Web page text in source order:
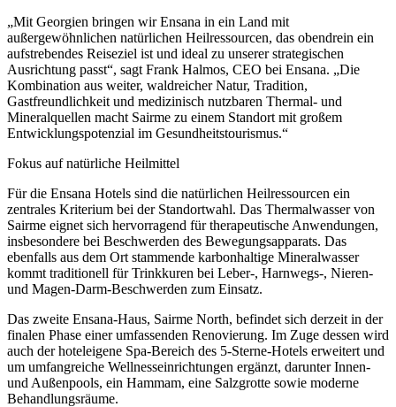
„Mit Georgien bringen wir Ensana in ein Land mit
außergewöhnlichen natürlichen Heilressourcen, das obendrein ein
aufstrebendes Reiseziel ist und ideal zu unserer strategischen
Ausrichtung passt“, sagt Frank Halmos, CEO bei Ensana. „Die
Kombination aus weiter, waldreicher Natur, Tradition,
Gastfreundlichkeit und medizinisch nutzbaren Thermal- und
Mineralquellen macht Sairme zu einem Standort mit großem
Entwicklungspotenzial im Gesundheitstourismus.“
Fokus auf natürliche Heilmittel
Für die Ensana Hotels sind die natürlichen Heilressourcen ein
zentrales Kriterium bei der Standortwahl. Das Thermalwasser von
Sairme eignet sich hervorragend für therapeutische Anwendungen,
insbesondere bei Beschwerden des Bewegungsapparats. Das
ebenfalls aus dem Ort stammende karbonhaltige Mineralwasser
kommt traditionell für Trinkkuren bei Leber-, Harnwegs-, Nieren-
und Magen-Darm-Beschwerden zum Einsatz.
Das zweite Ensana-Haus, Sairme North, befindet sich derzeit in der
finalen Phase einer umfassenden Renovierung. Im Zuge dessen wird
auch der hoteleigene Spa-Bereich des 5-Sterne-Hotels erweitert und
um umfangreiche Wellnesseinrichtungen ergänzt, darunter Innen-
und Außenpools, ein Hammam, eine Salzgrotte sowie moderne
Behandlungsräume.